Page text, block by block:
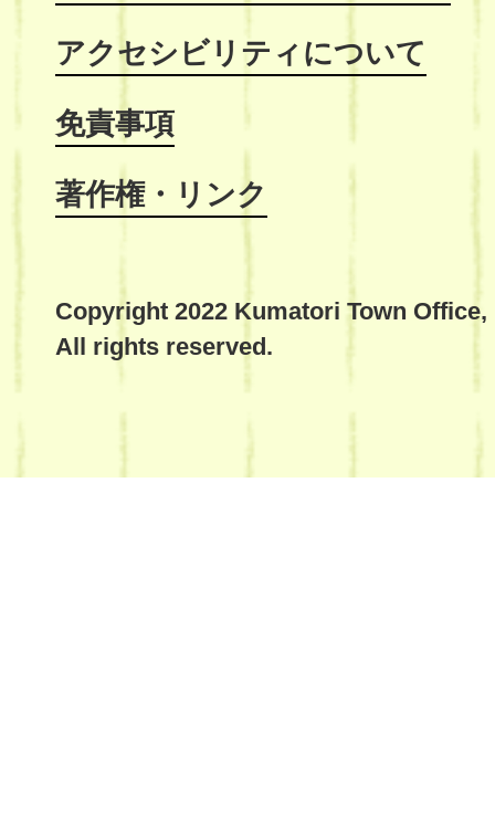
アクセシビリティについて
免責事項
著作権・リンク
Copyright 2022 Kumatori Town Office,
All rights reserved.